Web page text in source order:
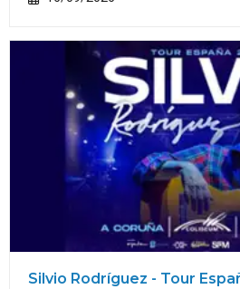
Silvio Rodríguez - Tour